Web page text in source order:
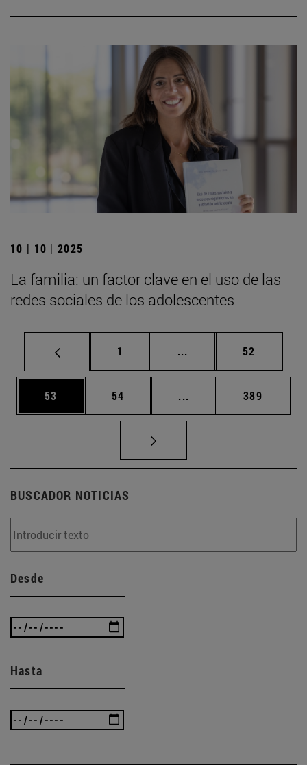
10 | 10 | 2025
La familia: un factor clave en el uso de las
redes sociales de los adolescentes
Página
1 ... Páginas intermedias
Página
52
Página
53 Página
54 ... Páginas intermedias
Página
389
BUSCADOR NOTICIAS
Desde
Hasta